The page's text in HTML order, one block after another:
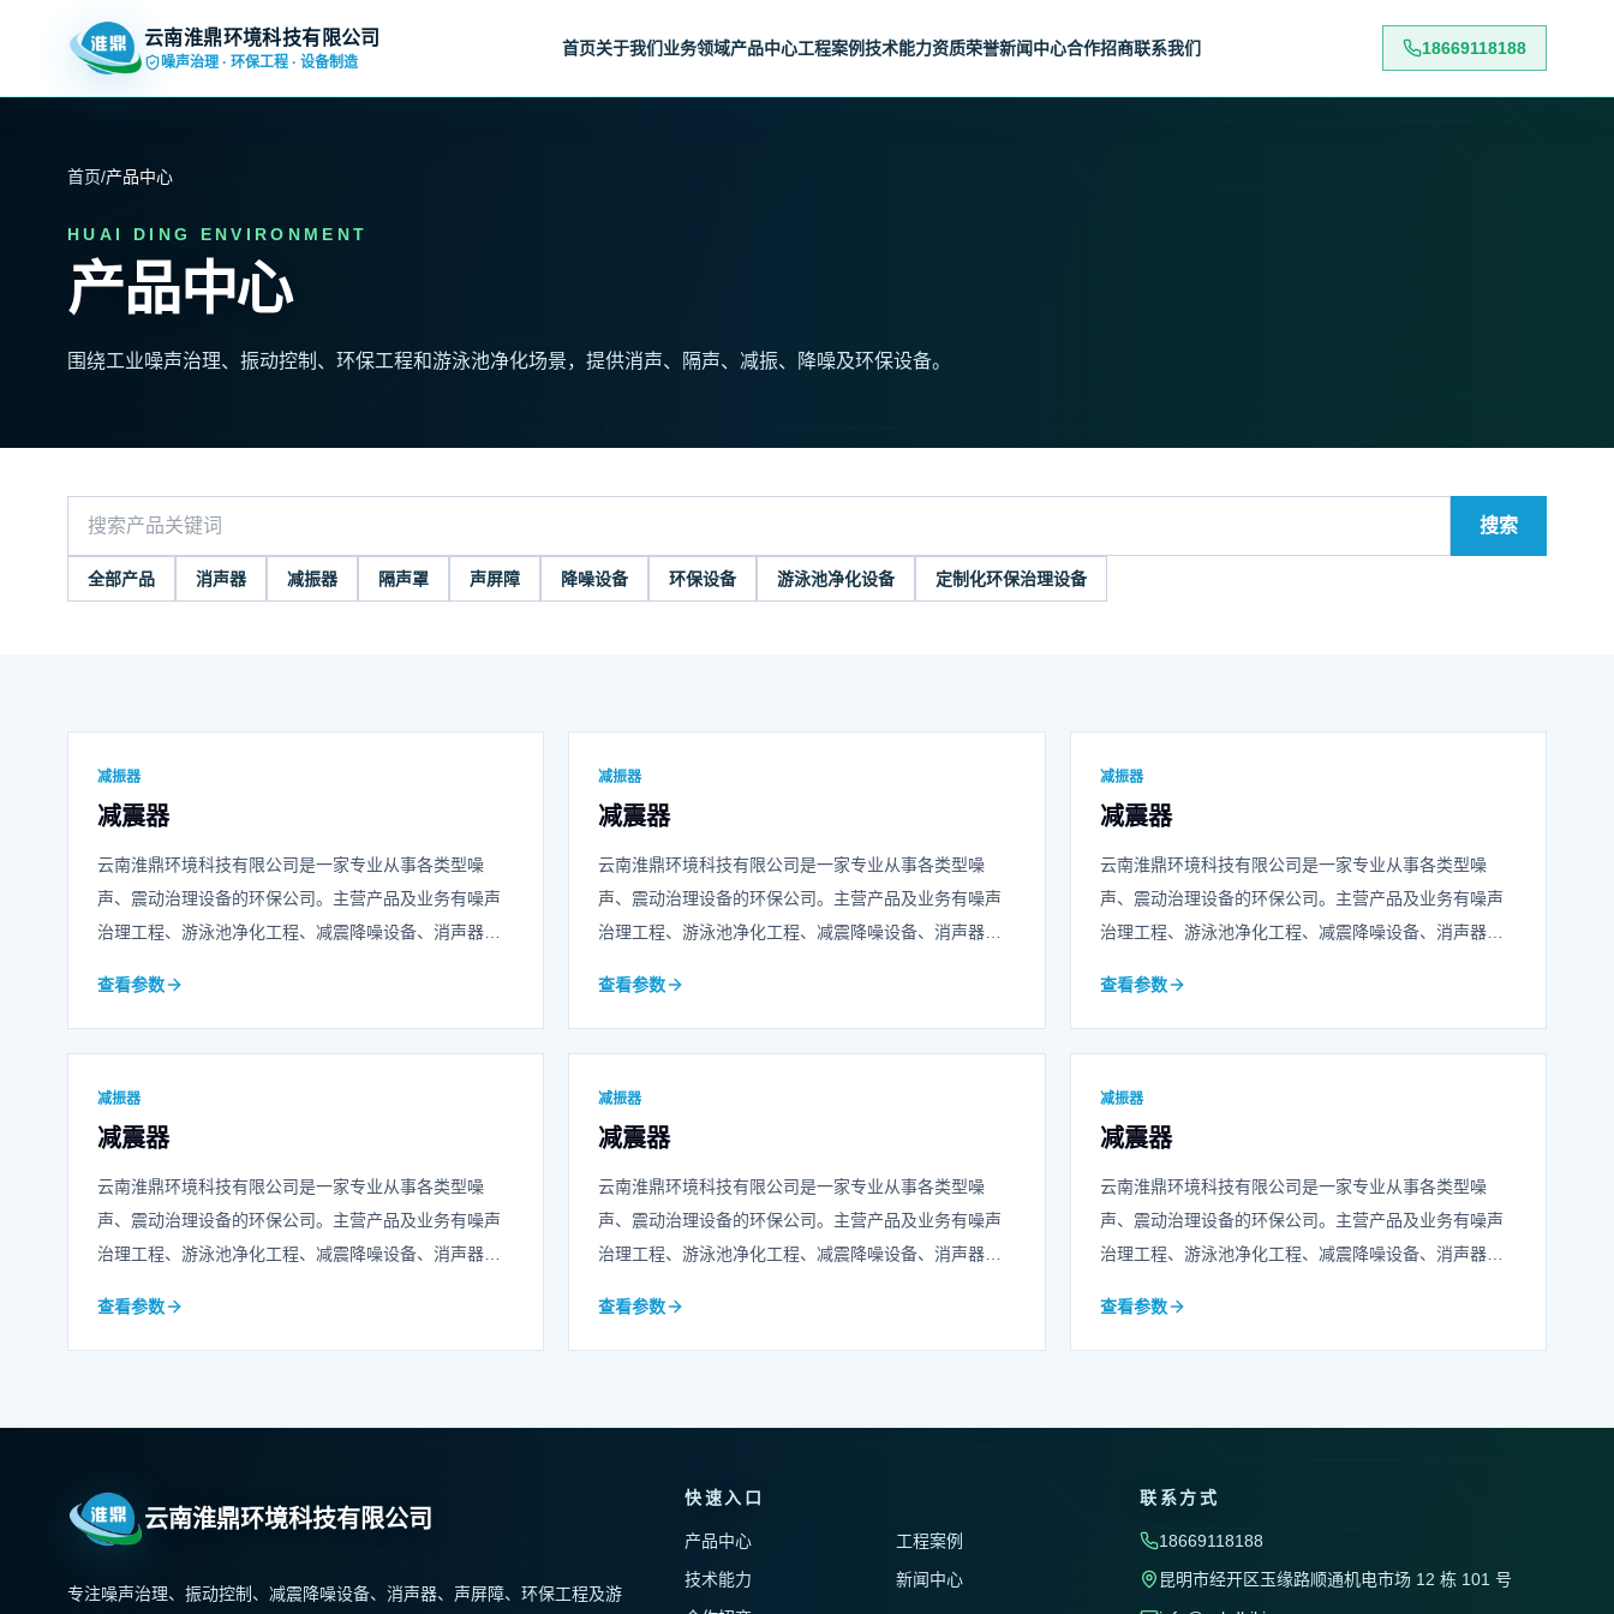
云南淮鼎环境科技有限公司
噪声治理 · 环保工程 · 设备制造
首页关于我们业务领域产品中心工程案例技术能力资质荣誉新闻中心合作招商联系我们 18669118188
首页/产品中心
HUAI DING ENVIRONMENT
产品中心
围绕工业噪声治理、振动控制、环保工程和游泳池净化场景，提供消声、隔声、减振、降噪及环保设备。
搜索
全部产品 消声器 减振器 隔声罩 声屏障 降噪设备 环保设备 游泳池净化设备 定制化环保治理设备
减振器
减震器
云南淮鼎环境科技有限公司是一家专业从事各类型噪
声、震动治理设备的环保公司。主营产品及业务有噪声
治理工程、游泳池净化工程、减震降噪设备、消声器、
程的设计、造型、施工任务，欢迎咨询我们！
查看参数
减振器
减震器
云南淮鼎环境科技有限公司是一家专业从事各类型噪
声、震动治理设备的环保公司。主营产品及业务有噪声
治理工程、游泳池净化工程、减震降噪设备、消声器、
程的设计、造型、施工任务，欢迎咨询我们！
查看参数
减振器
减震器
云南淮鼎环境科技有限公司是一家专业从事各类型噪
声、震动治理设备的环保公司。主营产品及业务有噪声
治理工程、游泳池净化工程、减震降噪设备、消声器、
程的设计、造型、施工任务，欢迎咨询我们！
查看参数
减振器
减震器
云南淮鼎环境科技有限公司是一家专业从事各类型噪
声、震动治理设备的环保公司。主营产品及业务有噪声
治理工程、游泳池净化工程、减震降噪设备、消声器、
程的设计、造型、施工任务，欢迎咨询我们！
查看参数
减振器
减震器
云南淮鼎环境科技有限公司是一家专业从事各类型噪
声、震动治理设备的环保公司。主营产品及业务有噪声
治理工程、游泳池净化工程、减震降噪设备、消声器、
程的设计、造型、施工任务，欢迎咨询我们！
查看参数
减振器
减震器
云南淮鼎环境科技有限公司是一家专业从事各类型噪
声、震动治理设备的环保公司。主营产品及业务有噪声
治理工程、游泳池净化工程、减震降噪设备、消声器、
程的设计、造型、施工任务，欢迎咨询我们！
查看参数
云南淮鼎环境科技有限公司
专注噪声治理、振动控制、减震降噪设备、消声器、声屏障、环保工程及游
快速入口
产品中心
工程案例
技术能力
新闻中心
联系方式
18669118188
昆明市经开区玉缘路顺通机电市场 12 栋 101 号